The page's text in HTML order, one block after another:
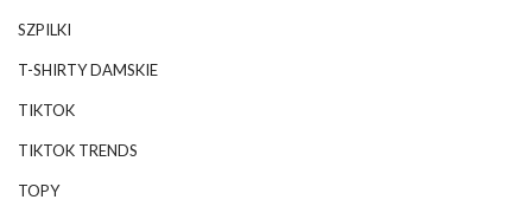
SZPILKI
T-SHIRTY DAMSKIE
TIKTOK
TIKTOK TRENDS
TOPY